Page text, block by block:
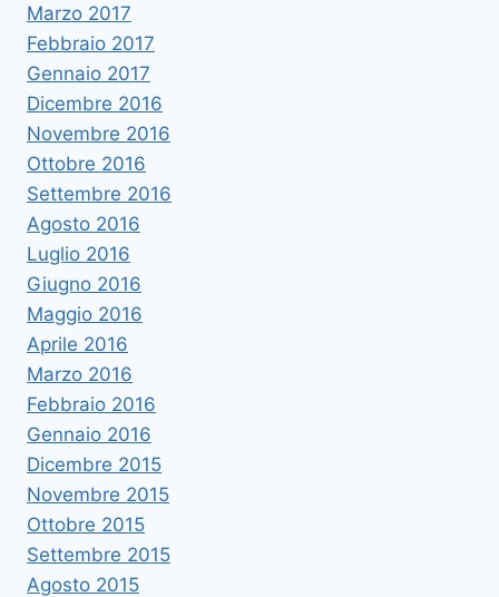
Marzo 2017
Febbraio 2017
Gennaio 2017
Dicembre 2016
Novembre 2016
Ottobre 2016
Settembre 2016
Agosto 2016
Luglio 2016
Giugno 2016
Maggio 2016
Aprile 2016
Marzo 2016
Febbraio 2016
Gennaio 2016
Dicembre 2015
Novembre 2015
Ottobre 2015
Settembre 2015
Agosto 2015